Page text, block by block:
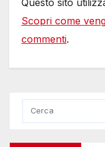
Scopri come
commenti.